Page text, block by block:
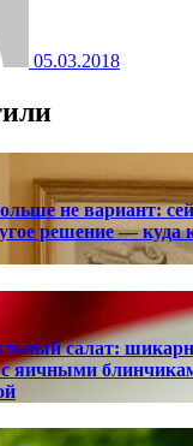
05.03.2018
не вариант:
решение — куда
салат:
яичными